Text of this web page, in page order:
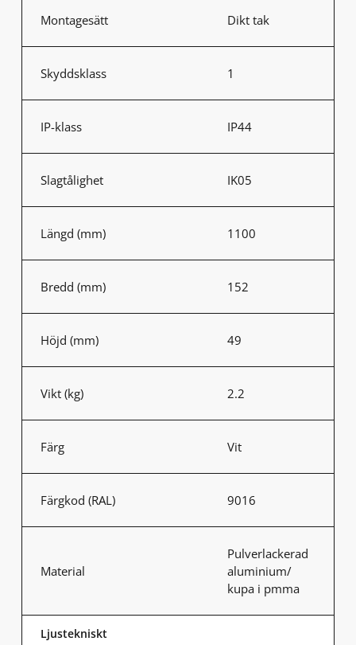
Montagesätt Dikt tak
Skyddsklass 1
IP-klass IP44
Slagtålighet IK05
Längd (mm) 1100
Bredd (mm) 152
Höjd (mm) 49
Vikt (kg) 2.2
Färg Vit
Färgkod (RAL) 9016
Material
Pulverlackerad
aluminium/
kupa i pmma
Ljustekniskt